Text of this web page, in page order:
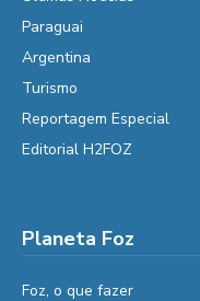
Paraguai
Argentina
Turismo
Reportagem Especial
Editorial H2FOZ
Planeta Foz
Foz, o que fazer